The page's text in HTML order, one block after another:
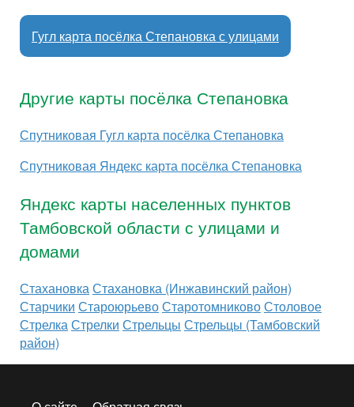
Гугл карта посёлка Степановка с улицами
Другие карты посёлка Степановка
Спутниковая Гугл карта посёлка Степановка
Спутниковая Яндекс карта посёлка Степановка
Яндекс карты населенных пунктов
Тамбовской области с улицами и
домами
Стахановка Стахановка (Инжавинский район)
Старчики СтароюрьевоСтаротомниковоСтоловое
Стрелка Стрелки Стрельцы Стрельцы (Тамбовский
район)